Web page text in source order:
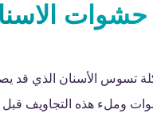
تسوس الأسنان الذي قد
وملء هذه التجاويف